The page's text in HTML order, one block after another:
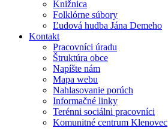
Knižnica
Folklórne súbory
Ľudová hudba Jána Demeho
Kontakt
Pracovníci úradu
Štruktúra obce
Napíšte nám
Mapa webu
Nahlasovanie porúch
Informačné linky
Terénni sociálni pracovníci
Komunitné centrum Klenovec